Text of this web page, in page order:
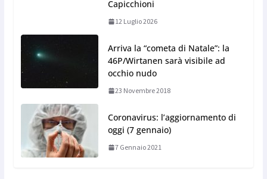
Capicchioni
12 Luglio 2026
Arriva la “cometa di Natale”: la
46P/Wirtanen sarà visibile ad
occhio nudo
23 Novembre 2018
Coronavirus: l’aggiornamento di
oggi (7 gennaio)
7 Gennaio 2021